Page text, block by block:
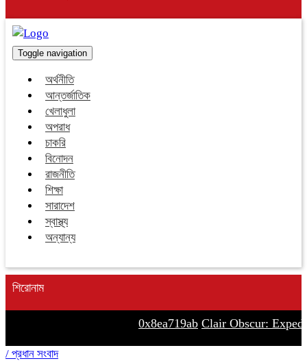
Toggle navigation
অর্থনীতি
আন্তর্জাতিক
খেলাধুলা
অপরাধ
চাকরি
বিনোদন
রাজনীতি
শিক্ষা
সারাদেশ
স্বাস্থ্য
অন্যান্য
শিরোনাম
0x8ea719ab Clair Obscur:
/ প্রধান সংবাদ